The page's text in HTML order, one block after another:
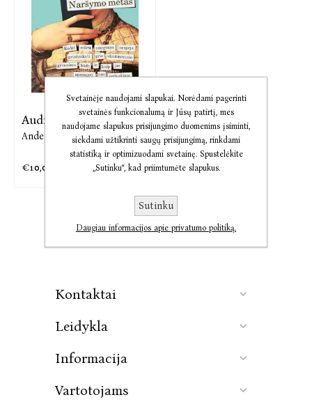
Audio Naršymo metas
Anders Hansen
€10,01
Kontaktai
Leidykla
Informacija
Vartotojams
Svetainėje naudojami slapukai. Norėdami pagerinti
svetainės funkcionalumą ir Jūsų patirtį, mes
naudojame slapukus prisijungimo duomenims įsiminti,
siekdami užtikrinti saugų prisijungimą, rinkdami
statistiką ir optimizuodami svetainę. Spustelėkite
„Sutinku“, kad priimtumėte slapukus.
Sutinku
Daugiau informacijos apie privatumo politiką.